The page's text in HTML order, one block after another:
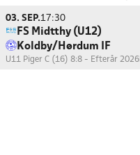
03. SEP.17:30
FS Midtthy (U12)
Koldby/Hørdum IF
U11 Piger C (16) 8:8 - Efterår 2026